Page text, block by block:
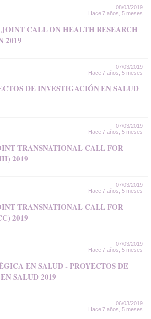
08/03/2019
Hace 7 años, 5 meses
CALL ON HEALTH RESEARCH
2019
07/03/2019
Hace 7 años, 5 meses
DE INVESTIGACIÓN EN SALUD
07/03/2019
Hace 7 años, 5 meses
TRANSNATIONAL CALL FOR
2019
07/03/2019
Hace 7 años, 5 meses
TRANSNATIONAL CALL FOR
2019
07/03/2019
Hace 7 años, 5 meses
EN SALUD - PROYECTOS DE
SALUD 2019
06/03/2019
Hace 7 años, 5 meses